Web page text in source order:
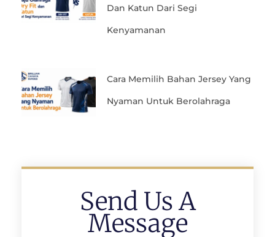
Dan Katun Dari Segi
Kenyamanan
Cara Memilih Bahan Jersey Yang
Nyaman Untuk Berolahraga
Send Us A
Message